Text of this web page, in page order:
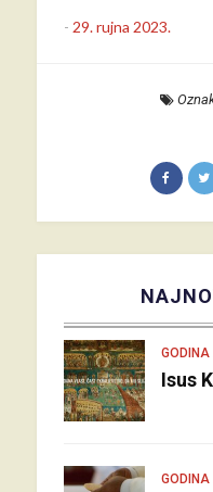
- 29. rujna 2023.
GODINA
Isus
GODINA